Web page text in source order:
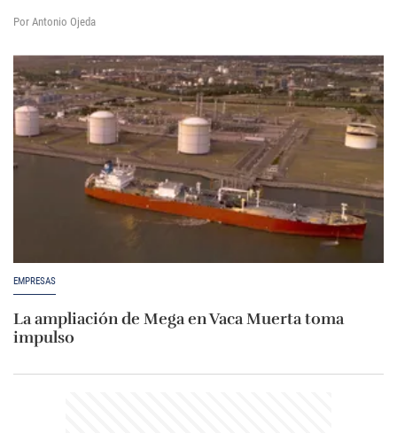
Por Antonio Ojeda
EMPRESAS
La ampliación de Mega en Vaca Muerta toma
impulso